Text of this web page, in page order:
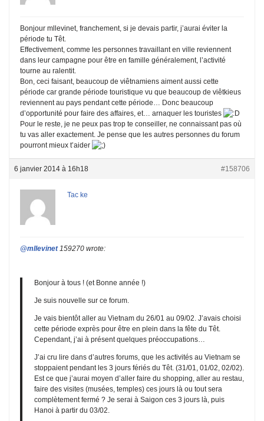
Bonjour mllevinet, franchement, si je devais partir, j’aurai éviter la
période tu Têt.
Effectivement, comme les personnes travaillant en ville reviennent
dans leur campagne pour être en famille généralement, l’activité
tourne au ralentit.
Bon, ceci faisant, beaucoup de viêtnamiens aiment aussi cette
période car grande période touristique vu que beaucoup de viêtkieus
reviennent au pays pendant cette période… Donc beaucoup
d’opportunité pour faire des affaires, et… arnaquer les touristes
Pour le reste, je ne peux pas trop te conseiller, ne connaissant pas où
tu vas aller exactement. Je pense que les autres personnes du forum
pourront mieux t’aider
6 janvier 2014 à 16h18 #158706
Tac ke
@mllevinet159270 wrote:
Bonjour à tous ! (et Bonne année !)
Je suis nouvelle sur ce forum.
Je vais bientôt aller au Vietnam du 26/01 au 09/02. J’avais choisi
cette période exprès pour être en plein dans la fête du Têt.
Cependant, j’ai à présent quelques préoccupations…
J’ai cru lire dans d’autres forums, que les activités au Vietnam se
stoppaient pendant les 3 jours fériés du Têt. (31/01, 01/02, 02/02).
Est ce que j’aurai moyen d’aller faire du shopping, aller au restau,
faire des visites (musées, temples) ces jours là ou tout sera
complètement fermé ? Je serai à Saigon ces 3 jours là, puis
Hanoi à partir du 03/02.